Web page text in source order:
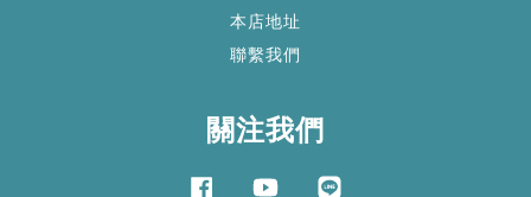
本店地址
聯繫我們
關注我們
FacebookYouTube